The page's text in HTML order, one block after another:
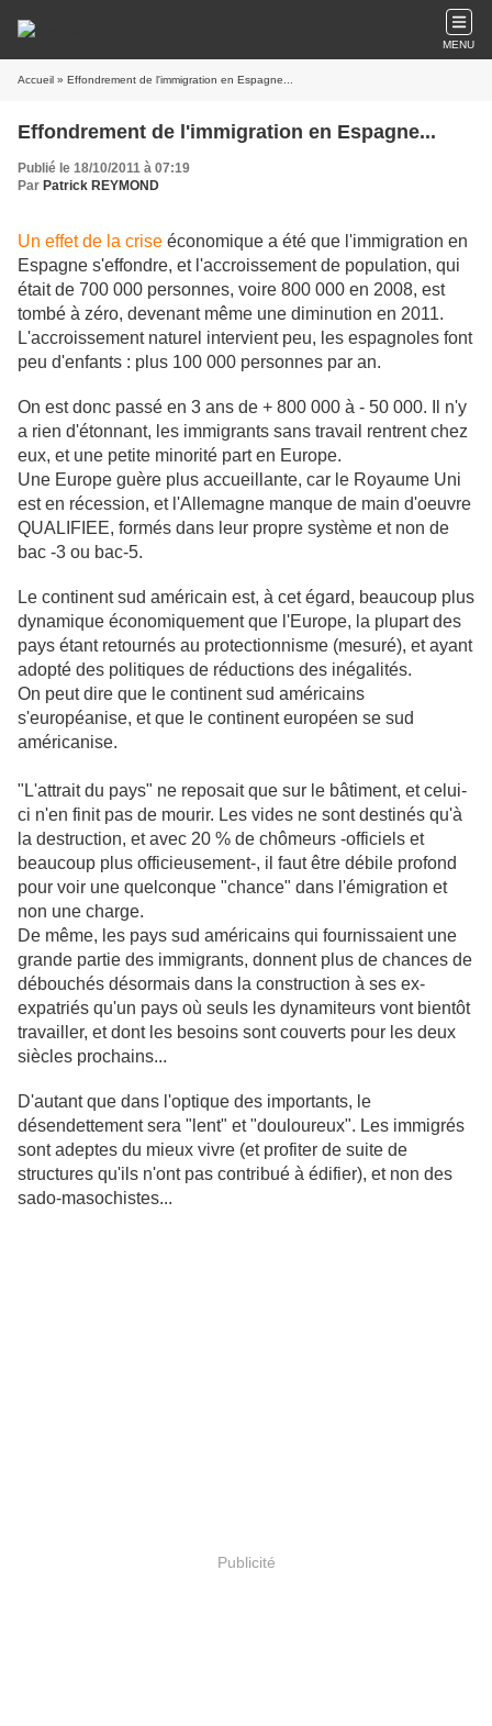
MENU
Accueil » Effondrement de l'immigration en Espagne...
Effondrement de l'immigration en Espagne...
Publié le 18/10/2011 à 07:19
Par Patrick REYMOND
Un effet de la crise économique a été que l'immigration en
Espagne s'effondre, et l'accroissement de population, qui
était de 700 000 personnes, voire 800 000 en 2008, est
tombé à zéro, devenant même une diminution en 2011.
L'accroissement naturel intervient peu, les espagnoles font
peu d'enfants : plus 100 000 personnes par an.
On est donc passé en 3 ans de + 800 000 à - 50 000. Il n'y
a rien d'étonnant, les immigrants sans travail rentrent chez
eux, et une petite minorité part en Europe.
Une Europe guère plus accueillante, car le Royaume Uni
est en récession, et l'Allemagne manque de main d'oeuvre
QUALIFIEE, formés dans leur propre système et non de
bac -3 ou bac-5.
Le continent sud américain est, à cet égard, beaucoup plus
dynamique économiquement que l'Europe, la plupart des
pays étant retournés au protectionnisme (mesuré), et ayant
adopté des politiques de réductions des inégalités.
On peut dire que le continent sud américains
s'européanise, et que le continent européen se sud
américanise.
"L'attrait du pays" ne reposait que sur le bâtiment, et celui-
ci n'en finit pas de mourir. Les vides ne sont destinés qu'à
la destruction, et avec 20 % de chômeurs -officiels et
beaucoup plus officieusement-, il faut être débile profond
pour voir une quelconque "chance" dans l'émigration et
non une charge.
De même, les pays sud américains qui fournissaient une
grande partie des immigrants, donnent plus de chances de
débouchés désormais dans la construction à ses ex-
expatriés qu'un pays où seuls les dynamiteurs vont bientôt
travailler, et dont les besoins sont couverts pour les deux
siècles prochains...
D'autant que dans l'optique des importants, le
désendettement sera "lent" et "douloureux". Les immigrés
sont adeptes du mieux vivre (et profiter de suite de
structures qu'ils n'ont pas contribué à édifier), et non des
sado-masochistes...
Publicité